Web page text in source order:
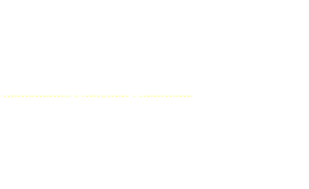
. ............. . ...............